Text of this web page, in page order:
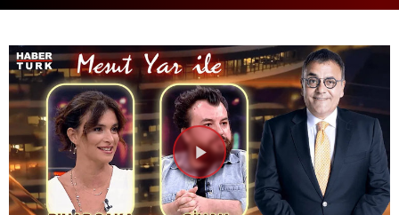
Videoyu
Oynat